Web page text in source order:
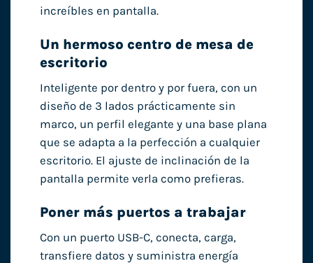
increíbles en pantalla.
Un hermoso centro de mesa de
escritorio
Inteligente por dentro y por fuera, con un
diseño de 3 lados prácticamente sin
marco, un perfil elegante y una base plana
que se adapta a la perfección a cualquier
escritorio. El ajuste de inclinación de la
pantalla permite verla como prefieras.
Poner más puertos a trabajar
Con un puerto USB-C, conecta, carga,
transfiere datos y suministra energía